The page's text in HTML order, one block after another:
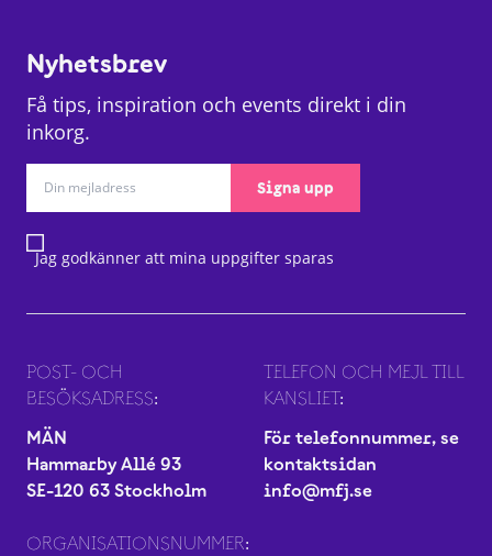
Nyhetsbrev
Få tips, inspiration och events direkt i din
inkorg.
Signa upp
Jag godkänner att mina uppgifter sparas
POST- OCH
BESÖKSADRESS:
MÄN
Hammarby Allé 93
SE-120 63 Stockholm
TELEFON OCH MEJL TILL
KANSLIET:
För telefonnummer, se
kontaktsidan
info@mfj.se
ORGANISATIONSNUMMER: